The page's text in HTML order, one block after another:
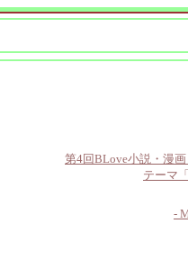
第4回BLove小説・漫
テーマ
-